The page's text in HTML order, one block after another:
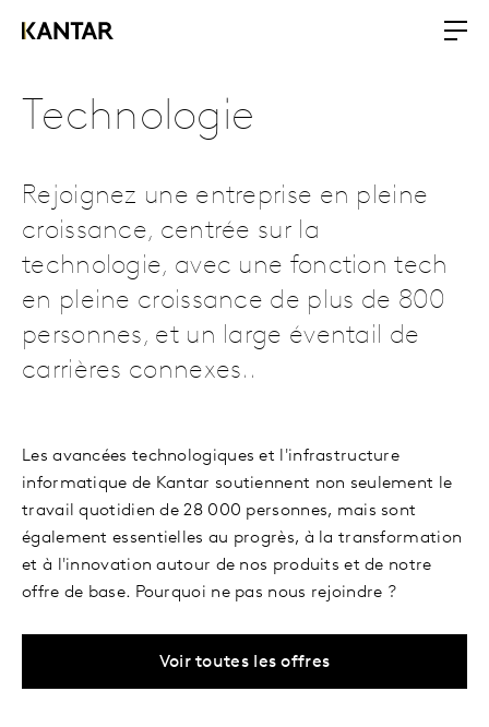
Technologie
Rejoignez une entreprise en pleine
croissance, centrée sur la
technologie, avec une fonction tech
en pleine croissance de plus de 800
personnes, et un large éventail de
carrières connexes..
Les avancées technologiques et l'infrastructure
informatique de Kantar soutiennent non seulement le
travail quotidien de 28 000 personnes, mais sont
également essentielles au progrès, à la transformation
et à l'innovation autour de nos produits et de notre
offre de base. Pourquoi ne pas nous rejoindre ?
Voir toutes les offres